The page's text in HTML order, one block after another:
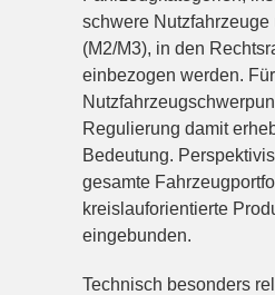
schwere Nutzfahrzeuge
(M2/M3), in den
einbezogen werden.
Regulierung damit
Bedeutung.
gesamte
kreislauforientierte
eingebunden.
Technisch besonders